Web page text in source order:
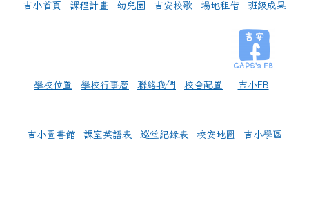
吉小首頁 課程計畫 幼兒園 吉安校歌 場地租借 班級成果
學校位置 學校行事曆 聯絡我們 校舍配置 吉小FB
吉小圖書館 課室英語表 巡堂紀錄表 校安地圖 吉小學區